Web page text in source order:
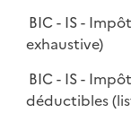
BIC - IS -
exhaustive)
BIC - IS -
déductibles